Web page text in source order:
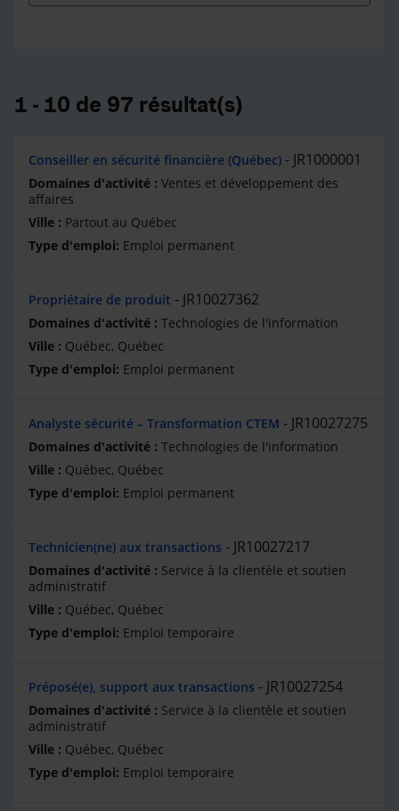
1 - 10 de 97 résultat(s)
Conseiller en sécurité financière (Québec) JR1000001
Ventes et développement des
affaires
Partout au Québec
Emploi permanent
Propriétaire de produit JR10027362
Technologies de l'information
Québec, Québec
Emploi permanent
Analyste sécurité – Transformation CTEM JR10027275
Technologies de l'information
Québec, Québec
Emploi permanent
Technicien(ne) aux transactions JR10027217
Service à la clientèle et soutien
administratif
Québec, Québec
Emploi temporaire
Préposé(e), support aux transactions JR10027254
Service à la clientèle et soutien
administratif
Québec, Québec
Emploi temporaire